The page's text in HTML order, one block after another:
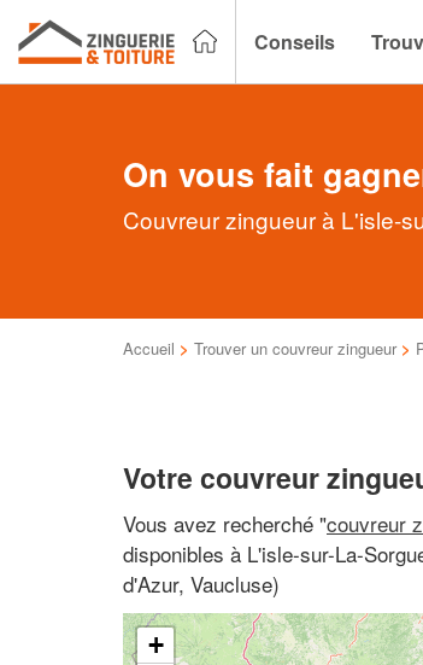
Conseils
On vous fait
Couvreur zingueur à L'isle-
Accueil > Trouver un couvreur zingueur >
Votre couvreur
Vous avez recherché "couvreur
disponibles à L'isle-sur-La-
d'Azur, Vaucluse)
+